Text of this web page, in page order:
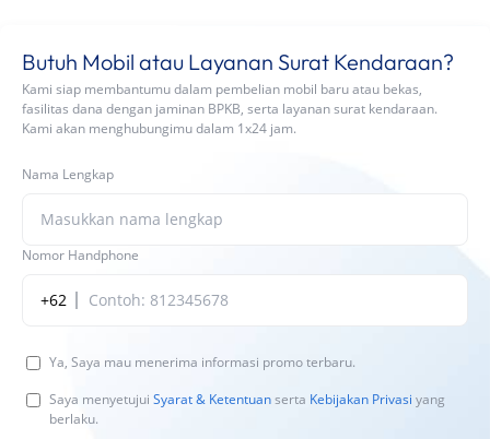
Butuh Mobil atau Layanan Surat Kendaraan?
Kami siap membantumu dalam pembelian mobil baru atau bekas,
fasilitas dana dengan jaminan BPKB, serta layanan surat kendaraan.
Kami akan menghubungimu dalam 1x24 jam.
Nama Lengkap
Nomor Handphone
+62
Ya, Saya mau menerima informasi promo terbaru.
Saya menyetujui Syarat & Ketentuanserta Kebijakan Privasi yang
berlaku.